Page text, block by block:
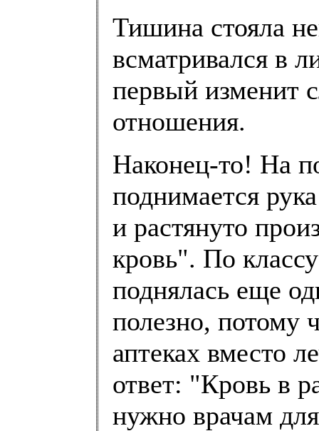
Тишина стояла
всматривался в
первый изменит
отношения.
Наконец-то! На
поднимается
и растянуто
кровь". По
поднялась еще
полезно, потому
аптеках вместо
ответ: "Кровь в
нужно врачам